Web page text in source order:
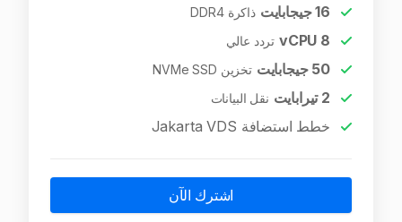
16جيجابايت ذاكرة DDR4
8 تردد عالي
50 جيجابايت تخزين NVMe SSD
2 تيرابايت نقل البيانات
خطط استضافة Jakarta VDS
اشترك الآن